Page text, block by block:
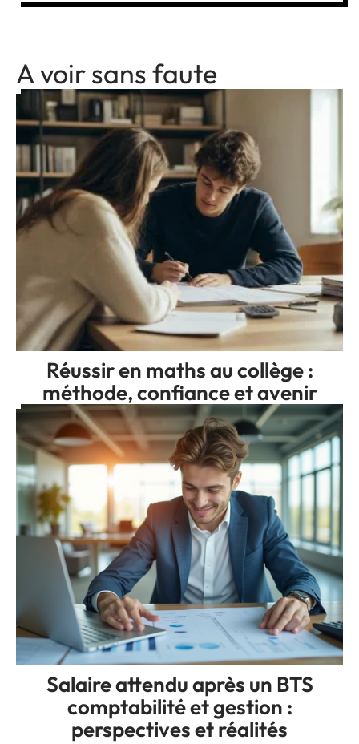
A voir sans faute
Réussir en maths au collège :
méthode, confiance et avenir
Salaire attendu après un BTS
comptabilité et gestion :
perspectives et réalités